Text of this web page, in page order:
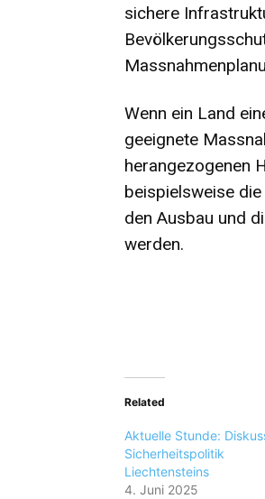
sichere
Wenn ein Land
geeignete
herangezogenen
beispielsweise
den Ausbau und
werden.
Related
Aktuelle Stunde:
Sicherheitspolitik
Liechtensteins
4. Juni 2025